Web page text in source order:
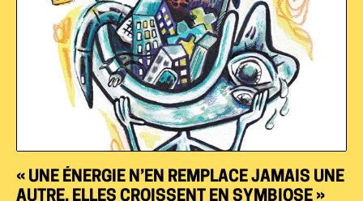
« UNE ÉNERGIE N’EN REMPLACE JAMAIS UNE
AUTRE, ELLES CROISSENT EN SYMBIOSE »